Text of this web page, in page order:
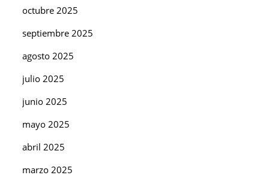
octubre 2025
septiembre 2025
agosto 2025
julio 2025
junio 2025
mayo 2025
abril 2025
marzo 2025